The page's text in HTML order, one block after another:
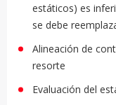
estáticos) es
se debe
Alineación de
resorte
Evaluación del